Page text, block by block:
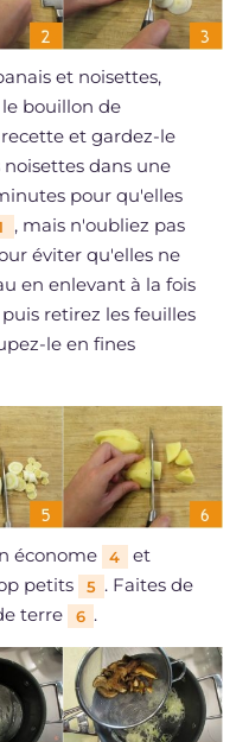
et noisettes,
bouillon de
et gardez-le
dans une
pour qu'elles
, mais n'oubliez pas
éviter qu'elles ne
en enlevant à la fois
retirez les feuilles
le en fines
économe 4
et
petits
5 . Faites de
terre
6 .